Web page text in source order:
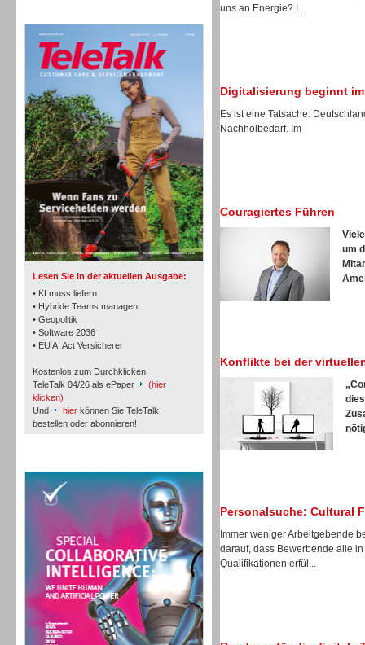
Lesen Sie in der aktuellen Ausgabe:
• KI muss liefern
• Hybride Teams managen
• Geopolitik
• Software 2036
• EU AI Act Versicherer
Kostenlos zum Durchklicken:
TeleTalk 04/26 als ePaper
(hier
klicken)
Und
hier können Sie TeleTalk
bestellen oder abonnieren!
TK- und ACD-Systeme
Workforce-Management
Personal
uns an Energie? I...
Digitalisierung beginnt
Es ist eine Tatsache:
Nachholbedarf. Im
Couragiertes Führen
um
Konflikte bei der
Personalsuche: Cultural
Immer weniger Arbeitgebende
darauf, dass Bewerbende alle
Qualifikationen erfül...